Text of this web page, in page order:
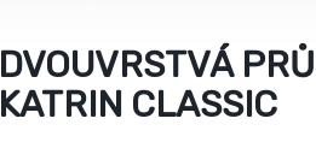
DVOUVRSTVÁ
KATRIN CLASSIC